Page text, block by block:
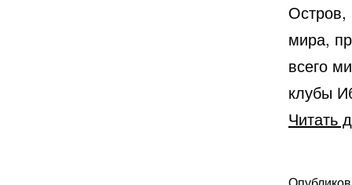
Остров,
мира,
всего
клубы
Читать